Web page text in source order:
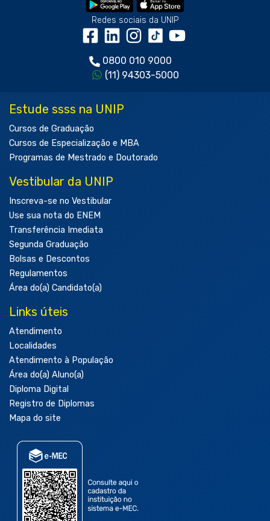
Redes sociais da UNIP
0800 010 9000
(11) 94303-5000
Estude ssss na UNIP
Cursos de Graduação
Cursos de Especialização e MBA
Programas de Mestrado e Doutorado
Vestibular da UNIP
Inscreva-se no Vestibular
Use sua nota do ENEM
Transferência Imediata
Segunda Graduação
Bolsas e Descontos
Regulamentos
Área do(a) Candidato(a)
Links úteis
Atendimento
Localidades
Atendimento à População
Área do(a) Aluno(a)
Diploma Digital
Registro de Diplomas
Mapa do site